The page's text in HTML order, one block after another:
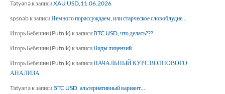
Tatyanaк записиXAU USD,11.06.2026
spsnabк записиНемного порассуждаем, или старческое словоблудие…
Игорь Бебешин (Putnik) к записи BTC USD, что делать???
Игорь Бебешин (Putnik) к записиВиды лицензий
Игорь Бебешин (Putnik) к записиНАЧАЛЬНЫЙ КУРС ВОЛНОВОГО
АНАЛИЗА
Tatyanaк записи BTC USD, альтернативный вариант…